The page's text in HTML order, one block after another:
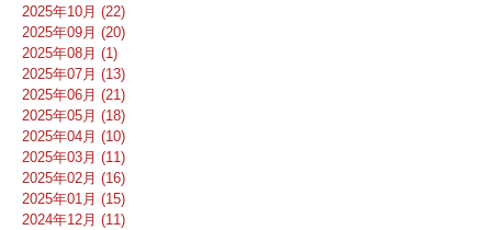
2025年10月 (22)
2025年09月 (20)
2025年08月 (1)
2025年07月 (13)
2025年06月 (21)
2025年05月 (18)
2025年04月 (10)
2025年03月 (11)
2025年02月 (16)
2025年01月 (15)
2024年12月 (11)